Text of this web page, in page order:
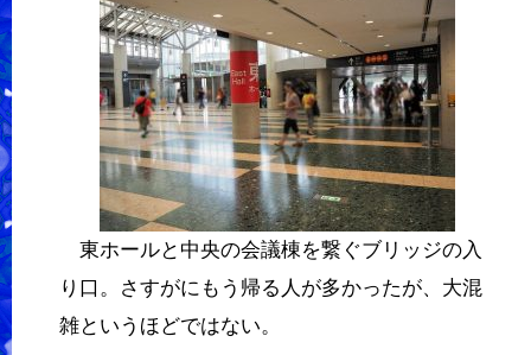
東ホールと中央の会議棟を繋ぐブリッジの入
り口。さすがにもう帰る人が多かったが、大混
雑というほどではない。